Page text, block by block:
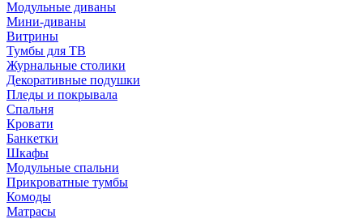
Модульные диваны
Мини-диваны
Витрины
Тумбы для ТВ
Журнальные столики
Декоративные подушки
Пледы и покрывала
Спальня
Кровати
Банкетки
Шкафы
Модульные спальни
Прикроватные тумбы
Комоды
Матрасы